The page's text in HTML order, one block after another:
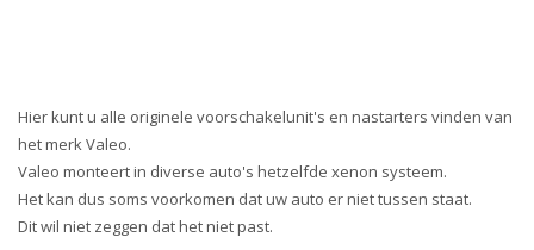
Hier kunt u alle originele voorschakelunit's en nastarters vinden van
het merk Valeo.
Valeo monteert in diverse auto's hetzelfde xenon systeem.
Het kan dus soms voorkomen dat uw auto er niet tussen staat.
Dit wil niet zeggen dat het niet past.